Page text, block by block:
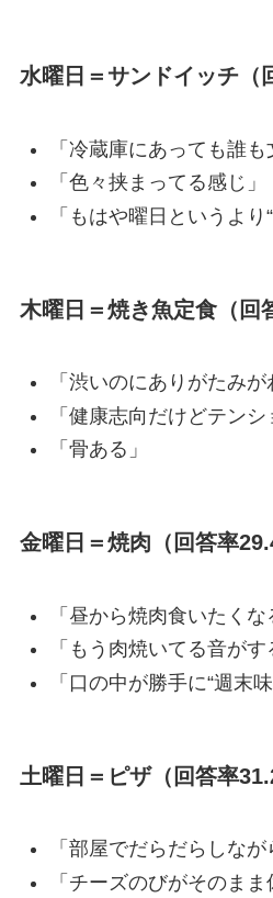
水曜日＝サンドイッチ（
「冷蔵庫にあっても誰も
「色々挟まってる感じ」
「もはや曜日というより
木曜日＝焼き魚定食（回
「渋いのにありがたみが
「健康志向だけどテンシ
「骨ある」
金曜日＝焼肉（回答率
「昼から焼肉食いたくな
「もう肉焼いてる音がす
「口の中が勝手に“週末味
土曜日＝ピザ（回答率
「部屋でだらだらしなが
「チーズのびがそのまま